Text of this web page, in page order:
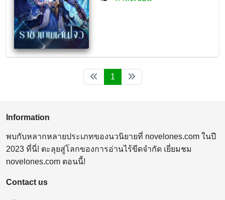
1
Information
พบกับหลากหลายประเภทของนวนิยายที่ novelones.com ในปี
2023 ที่นี่! ตะลุยสู่โลกของการอ่านไร้ขีดจำกัด เยี่ยมชม
novelones.com ตอนนี้!
Contact us